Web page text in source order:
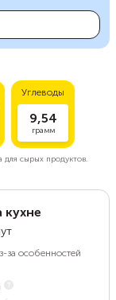
Углеводы
9,54
грамм
сырых продуктов.
кухне
за особенностей